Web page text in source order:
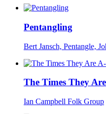
Pentangling
Bert Jansch, Pentangle,
The Times They
Ian Campbell Folk Group